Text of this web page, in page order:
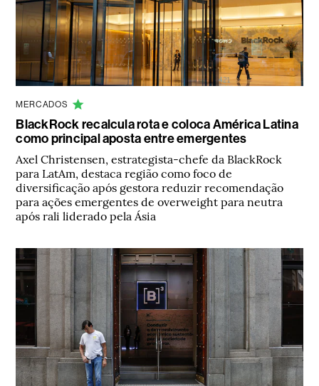
MERCADOS
BlackRock recalcula rota e coloca América Latina
como principal aposta entre emergentes
Axel Christensen, estrategista-chefe da BlackRock
para LatAm, destaca região como foco de
diversificação após gestora reduzir recomendação
para ações emergentes de overweight para neutra
após rali liderado pela Ásia